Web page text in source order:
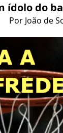
ídolo do
Por João de